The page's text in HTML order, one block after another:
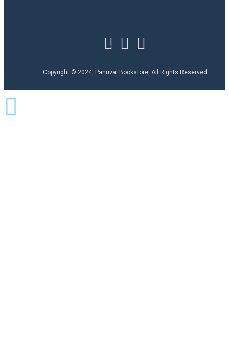
Copyright © 2024, Panuval Bookstore, All Rights Reserved